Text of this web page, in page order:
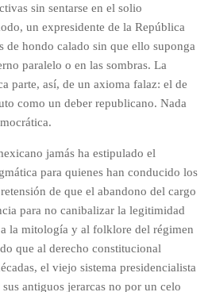
sin sentarse en el solio
un expresidente de la República
de hondo calado sin que ello suponga
paralelo o en las sombras. La
parte, así, de un axioma falaz: el de
como un deber republicano. Nada
jamás ha estipulado el
para quienes han conducido los
de que el abandono del cargo
para no canibalizar la legitimidad
a la mitología y al folklore del régimen
que al derecho constitucional
el viejo sistema presidencialista
antiguos jerarcas no por un celo